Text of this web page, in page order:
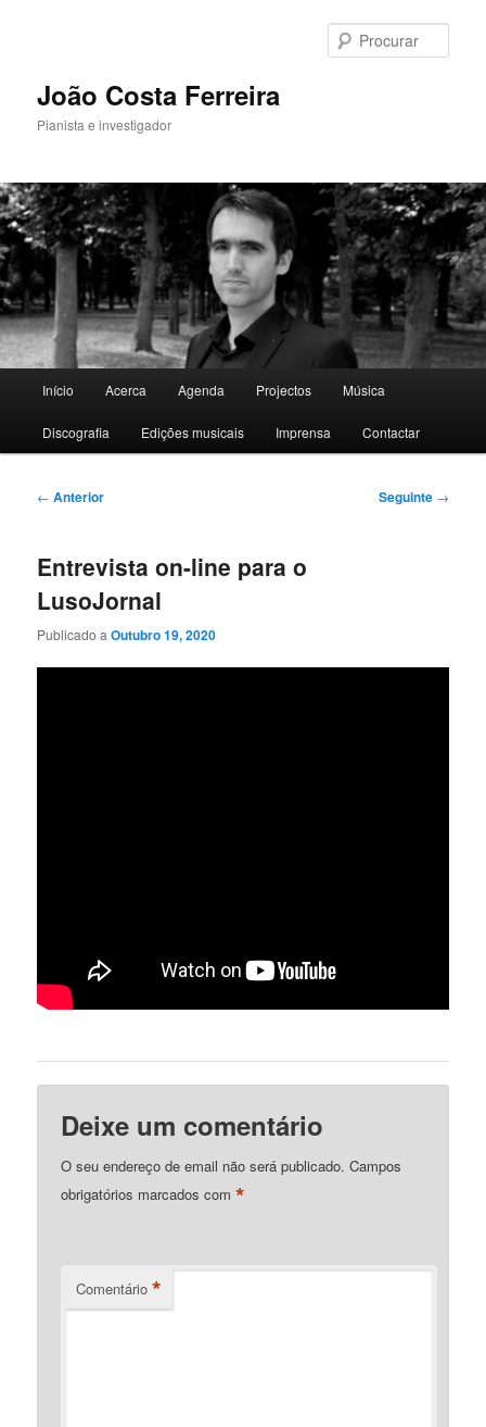
primárioJoão Costa Ferreira
Pianista e investigador
principal
Início Acerca Agenda Projectos Música
Discografia Edições musicais Imprensa Contactar
Navegação
← Anterior Seguinte →
Entrevista on-line para o
LusoJornal
Publicado aOutubro 19, 2020
Deixe um comentário
O seu endereço de email não será publicado. Campos
obrigatórios marcados com*
Comentário *